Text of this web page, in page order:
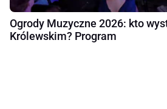
Ogrody Muzyczne 2026: kto
Królewskim? Program